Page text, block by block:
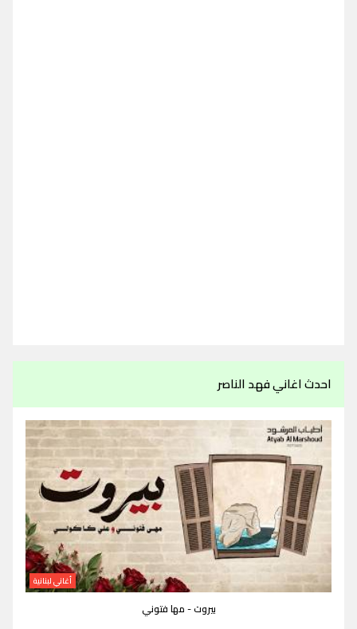
احدث اغاني فهد الناصر
أغاني لبنانية
بيروت - مها فتوني